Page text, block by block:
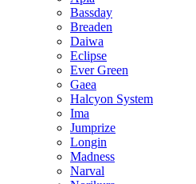
Bassday
Breaden
Daiwa
Eclipse
Ever Green
Gaea
Halcyon System
Ima
Jumprize
Longin
Madness
Narval